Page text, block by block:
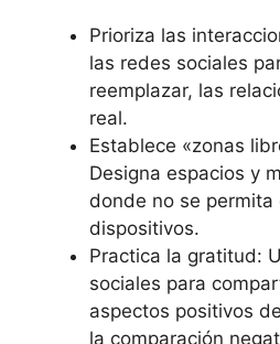
Prioriza las
las redes sociales
reemplazar, las
real.
Establece «zonas
Designa espacios y
donde no se permita
dispositivos.
Practica la gratitud:
sociales para
aspectos positivos
la comparación